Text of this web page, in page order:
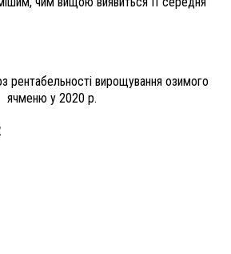
рентабельності вирощування озимого
ячменю у 2020 р.